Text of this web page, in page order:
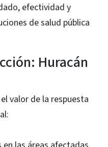
efectividad y
de salud pública
Huracán
valor de la respuesta